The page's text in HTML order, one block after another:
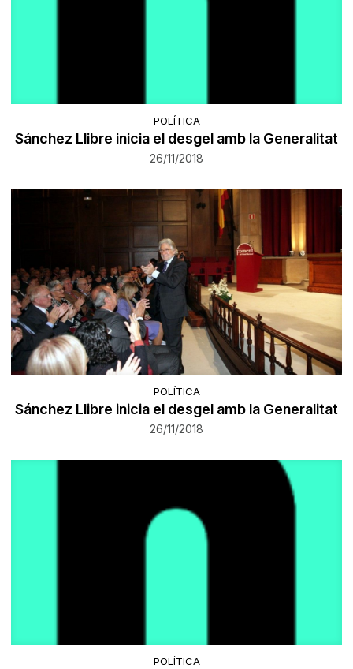
POLÍTICA
Sánchez Llibre inicia el desgel amb la Generalitat
26/11/2018
POLÍTICA
Sánchez Llibre inicia el desgel amb la Generalitat
26/11/2018
POLÍTICA